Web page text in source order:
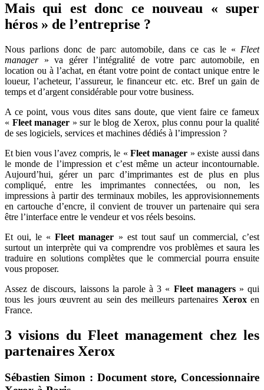
Mais qui est donc ce nouveau « super
héros » de l’entreprise ?
Nous parlions donc de parc automobile, dans ce cas le « Fleet
manager» va gérer l’intégralité de votre parc automobile, en
location ou à l’achat, en étant votre point de contact unique entre le
loueur, l’acheteur, l’assureur, le financeur etc. etc. Bref un gain de
temps et d’argent considérable pour votre business.
A ce point, vous vous dites sans doute, que vient faire ce fameux
« Fleet manager » sur le blog de Xerox, plus connu pour la qualité
de ses logiciels, services et machines dédiés à l’impression ?
Et bien vous l’avez compris, le « Fleet manager » existe aussi dans
le monde de l’impression et c’est même un acteur incontournable.
Aujourd’hui, gérer un parc d’imprimantes est de plus en plus
compliqué, entre les imprimantes connectées, ou non, les
impressions à partir des terminaux mobiles, les approvisionnements
en cartouche d’encre, il convient de trouver un partenaire qui sera
être l’interface entre le vendeur et vos réels besoins.
Et oui, le «Fleet manager » est tout sauf un commercial, c’est
surtout un interprète qui va comprendre vos problèmes et saura les
traduire en solutions complètes que le commercial pourra ensuite
vous proposer.
Assez de discours, laissons la parole à 3 « Fleet managers» qui
tous les jours œuvrent au sein des meilleurs partenaires Xeroxen
France.
3 visions du Fleet management chez les
partenaires Xerox
Sébastien Simon : Document store, Concessionnaire